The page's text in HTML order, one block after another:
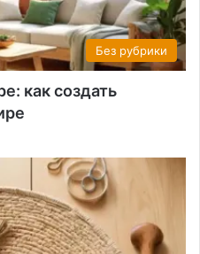
Без рубрики
как создать